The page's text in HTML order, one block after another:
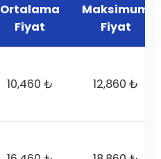
Ortalama
Fiyat
Maksimum
Fiyat
10,460 ₺ 12,860 ₺